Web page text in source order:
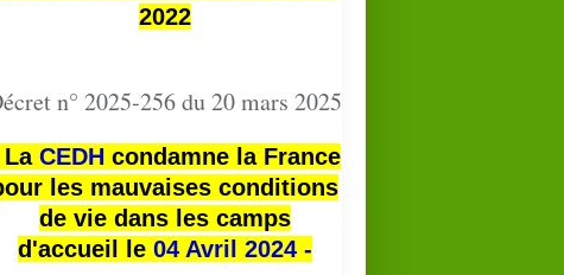
2022
n° 2025-256 du 20 mars 2025
La CEDHcondamne la France
les mauvaises conditions
de vie dans les camps
d'accueil le 04 Avril 2024 -